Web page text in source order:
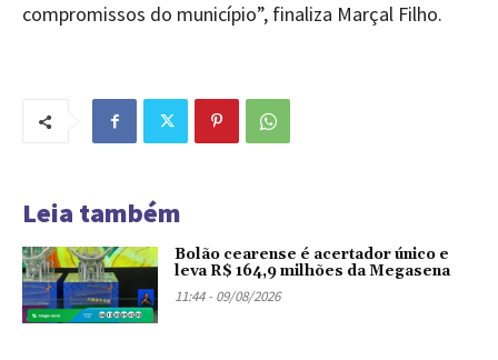
compromissos do município”, finaliza Marçal Filho.
Leia também
Bolão cearense é acertador único e
leva R$ 164,9 milhões da Megasena
11:44 - 09/08/2026